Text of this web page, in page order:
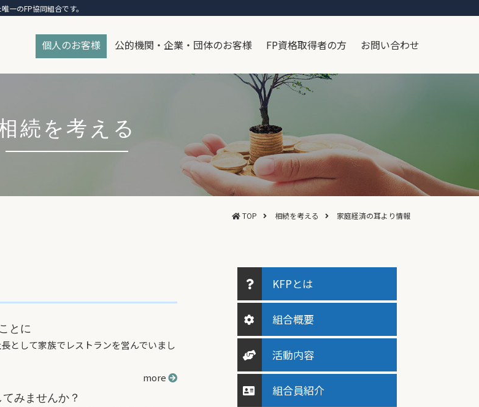
一のFP協同組合です。
個人のお客様 公的機関・企業・団体のお客様 FP資格取得者の方 お問い合わせ
続を考える
TOP 相続を考える 家庭経済の耳より情報
とに
として家族でレストランを営んでいまし
more
みませんか？
KFPとは
組合概要
活動内容
組合員紹介